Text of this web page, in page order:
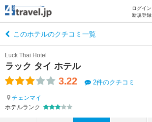
ログイン
新規登録
このホテルのクチコミ一覧
ラック タイ ホテル
Luck Thai Hotel
3.22 2件のクチコミ
チェンマイ
ホテルランク